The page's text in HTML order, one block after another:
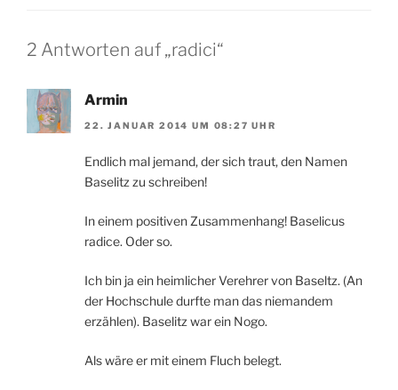
2 Antworten auf „radici“
Armin
22. JANUAR 2014 UM 08:27 UHR
Endlich mal jemand, der sich traut, den Namen
Baselitz zu schreiben!
In einem positiven Zusammenhang! Baselicus
radice. Oder so.
Ich bin ja ein heimlicher Verehrer von Baseltz. (An
der Hochschule durfte man das niemandem
erzählen). Baselitz war ein Nogo.
Als wäre er mit einem Fluch belegt.